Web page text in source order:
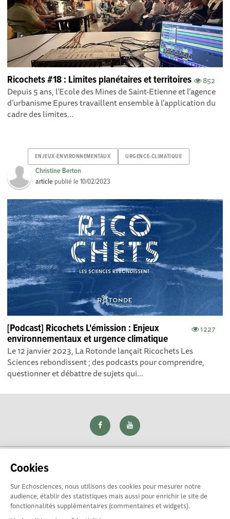
Cookies
Sur Echosciences, nous utilisons des cookies pour mesurer notre
audience, établir des statistiques mais aussi pour enrichir le site de
fonctionnalités supplémentaires (commentaires et widgets).
852
Ricochets #18 : Limites planétaires et territoires
Depuis 5 ans, l’Ecole des Mines de Saint-Etienne et l’agence
d’urbanisme Epures travaillent ensemble à l’application du
cadre des limites...
ENJEUX-ENVIRONNEMENTAUX URGENCE-CLIMATIQUE
Christine Berton
article publié le10/02/2023
1227
[Podcast] Ricochets L'émission : Enjeux
environnementaux et urgence climatique
Le 12 janvier 2023, La Rotonde lançait Ricochets Les
Sciences rebondissent ; des podcasts pour comprendre,
questionner et débattre de sujets qui...
Explorer, s’exprimer, rentrer en contact : Echosciences Loire
est le réseau social des amateurs de sciences et de
technologies du territoire. Propulsé parLa Rotonde